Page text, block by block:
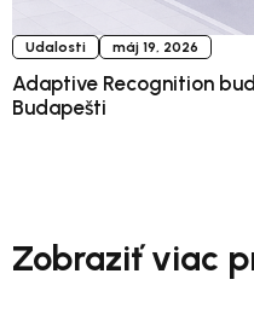
Udalosti máj 19, 2026
Adaptive Recognition
Budapešti
Zobraziť viac